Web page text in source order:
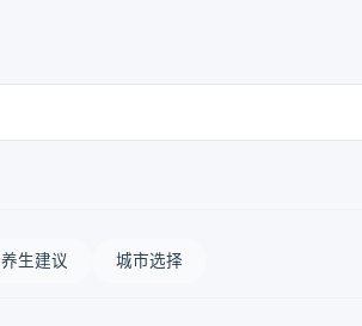
养生建议 城市选择